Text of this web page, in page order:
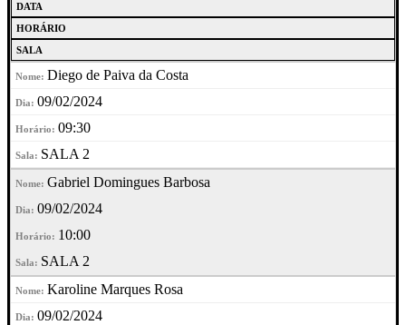
DATA
HORÁRIO
SALA
Diego de Paiva da Costa
09/02/2024
09:30
SALA 2
Gabriel Domingues Barbosa
09/02/2024
10:00
SALA 2
Karoline Marques Rosa
09/02/2024